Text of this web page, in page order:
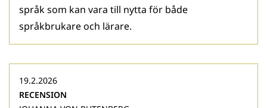
språk som kan vara till nytta för både
språkbrukare och lärare.
19.2.2026
RECENSION